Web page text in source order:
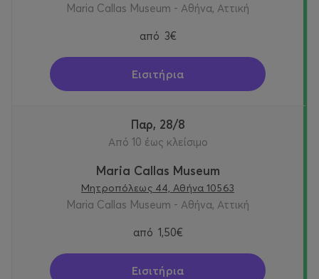
Maria Callas Museum - Αθήνα, Αττική
από 3€
Εισιτήρια
Παρ, 28/8
Από 10 έως κλείσιμο
Maria Callas Museum
Μητροπόλεως 44, Αθήνα 10563
Maria Callas Museum - Αθήνα, Αττική
από 1,50€
Εισιτήρια